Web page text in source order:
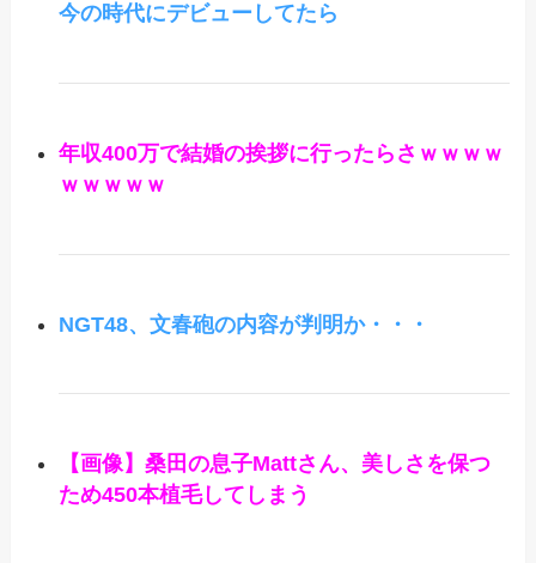
今の時代にデビューしてたら
年収400万で結婚の挨拶に行ったらさｗｗｗｗ
ｗｗｗｗｗ
NGT48、文春砲の内容が判明か・・・
【画像】桑田の息子Mattさん、美しさを保つ
ため450本植毛してしまう